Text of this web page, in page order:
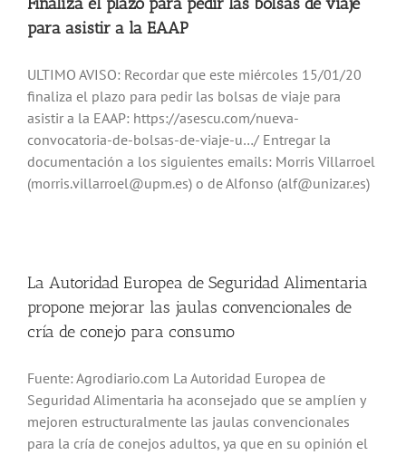
Noticias
Hazte Socio
Contactar
para asistir a la EAAP
ULTIMO AVISO: Recordar que este miércoles 15/01/20
finaliza el plazo para pedir las bolsas de viaje para
asistir a la EAAP: https://asescu.com/nueva-
convocatoria-de-bolsas-de-viaje-u…/ Entregar la
documentación a los siguientes emails: Morris Villarroel
(morris.villarroel@upm.es) o de Alfonso (alf@unizar.es)
La Autoridad Europea de Seguridad Alimentaria
propone mejorar las jaulas convencionales de
cría de conejo para consumo
Fuente: Agrodiario.com La Autoridad Europea de
Seguridad Alimentaria ha aconsejado que se amplíen y
mejoren estructuralmente las jaulas convencionales
para la cría de conejos adultos, ya que en su opinión el